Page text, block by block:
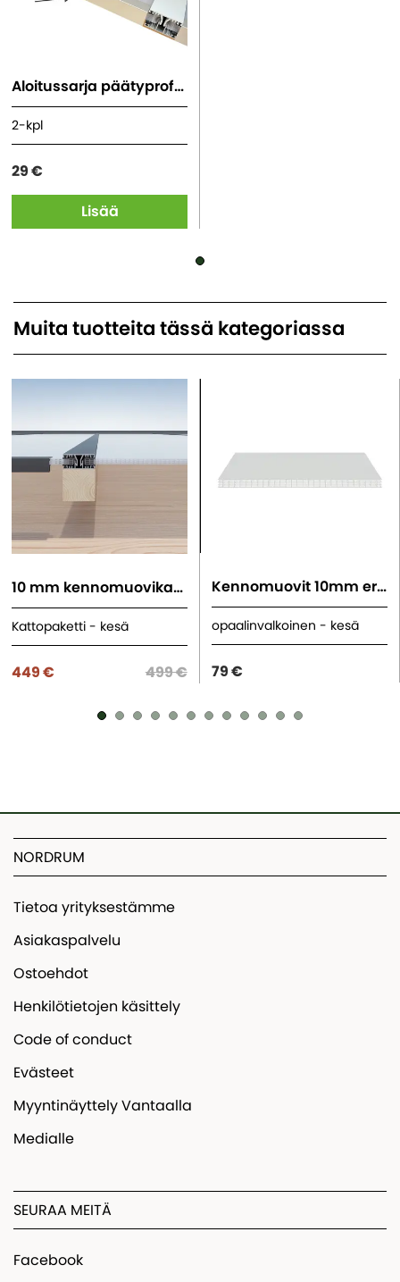
Aloitussarja päätyprofiili 20
2-kpl
29 €
Lisää
Muita tuotteita tässä kategoriassa
10 mm kennomuovikatto
Kattopaketti - kesä
449 € 499 €
Kennomuovit 10mm erilliset levyt
opaalinvalkoinen - kesä
79 €
NORDRUM
Tietoa yrityksestämme
Asiakaspalvelu
Ostoehdot
Henkilötietojen käsittely
Code of conduct
Evästeet
Myyntinäyttely Vantaalla
Medialle
SEURAA MEITÄ
Facebook